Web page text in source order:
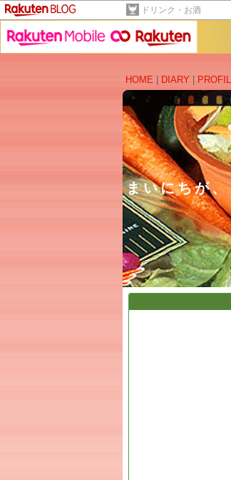
ドリンク・お酒
HOME
DIARY
まいにちが